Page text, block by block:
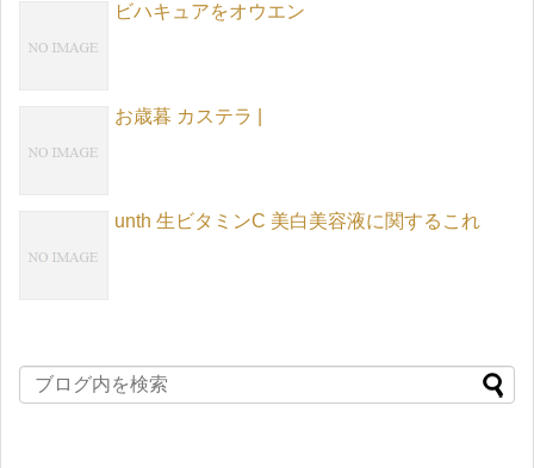
ビハキュアをオウエン
お歳暮 カステラ |
unth 生ビタミンC 美白美容液に関するこれ